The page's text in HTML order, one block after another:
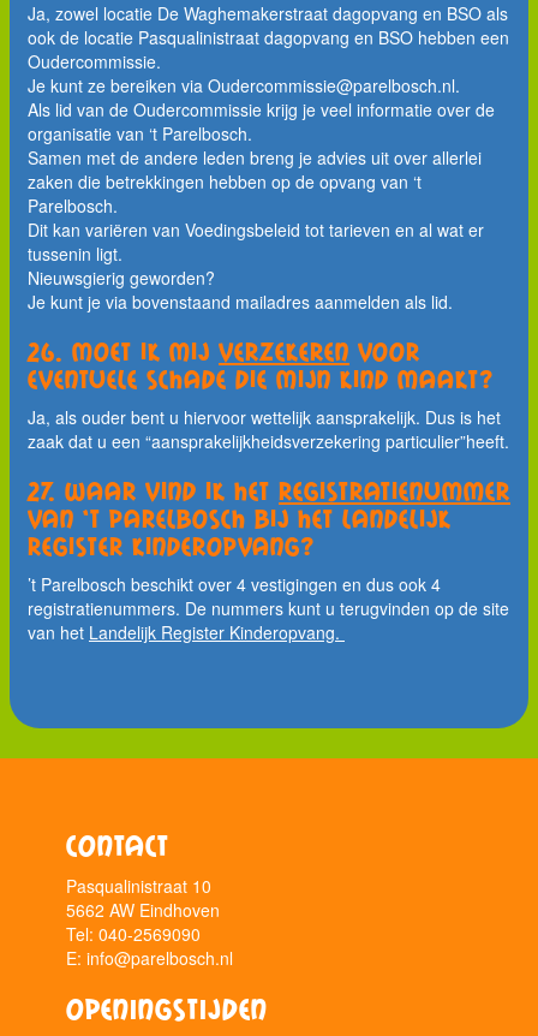
Ja, zowel locatie De Waghemakerstraat dagopvang en BSO als
ook de locatie Pasqualinistraat dagopvang en BSO hebben een
Oudercommissie.
Je kunt ze bereiken via Oudercommissie@parelbosch.nl.
Als lid van de Oudercommissie krijg je veel informatie over de
organisatie van ‘t Parelbosch.
Samen met de andere leden breng je advies uit over allerlei
zaken die betrekkingen hebben op de opvang van ‘t
Parelbosch.
Dit kan variëren van Voedingsbeleid tot tarieven en al wat er
tussenin ligt.
Nieuwsgierig geworden?
Je kunt je via bovenstaand mailadres aanmelden als lid.
26. Moet ik mij verzekeren voor
eventuele schade die mijn kind maakt?
Ja, als ouder bent u hiervoor wettelijk aansprakelijk. Dus is het
zaak dat u een “aansprakelijkheidsverzekering particulier”heeft.
27. Waar vind ik het registratienummer
van 't Parelbosch bij het Landelijk
Register Kinderopvang?
’t Parelbosch beschikt over 4 vestigingen en dus ook 4
registratienummers. De nummers kunt u terugvinden op de site
van het Landelijk Register Kinderopvang.
Contact
Pasqualinistraat 10
5662 AW Eindhoven
Tel: 040-2569090
E: info@parelbosch.nl
Openingstijden